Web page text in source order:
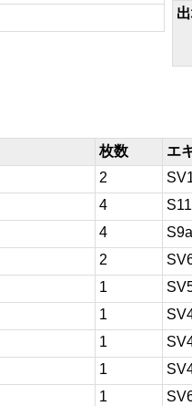
枚数
エ
2
4
4
S9a
2
1
1
1
1
1